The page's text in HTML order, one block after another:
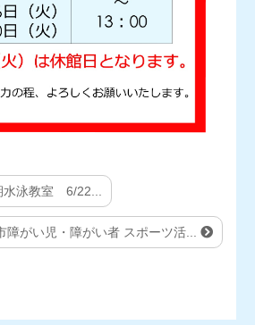
泳教室 6/22...
障がい児・障がい者 スポーツ活...